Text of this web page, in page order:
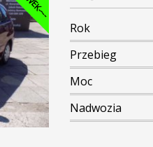
Rok
Przebieg
Moc
Nadwozia